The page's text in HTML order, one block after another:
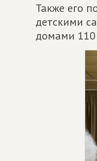
Также его
детскими
домами 110